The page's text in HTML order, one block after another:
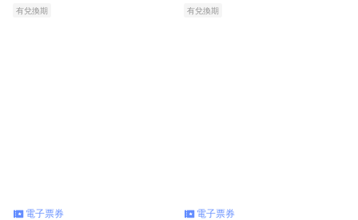
有兌換期 有兌換期
電子票券 電子票券